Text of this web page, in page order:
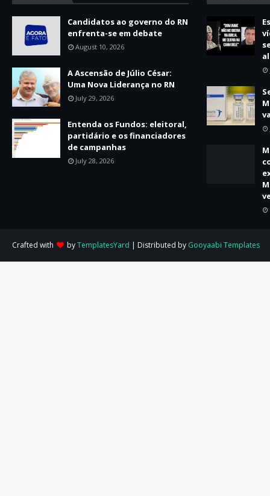
Candidatos ao governo do RN
enfrenta-se em debate
August 10, 2026
A Ascensão de Júlio César:
Uma Nova Liderança no RN
July 29, 2026
Entenda os Fundos: eleitoral,
partidário e os financiadores
de campanhas
July 28, 2026
Crafted with byTemplatesYard | Distributed by Gooyaabi Templates